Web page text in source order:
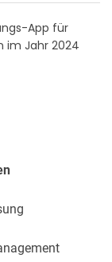
App für
im Jahr 2024